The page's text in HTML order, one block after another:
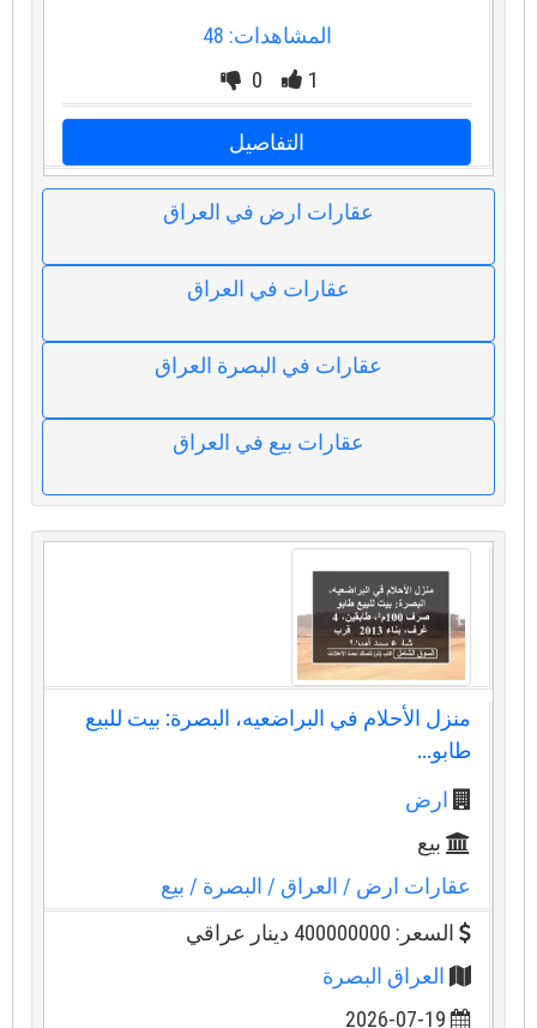
المشاهدات: 48
1
0
التفاصيل
عقارات ارض في العراق
عقارات في العراق
عقارات في البصرة العراق
عقارات بيع في العراق
منزل الأحلام في البراضعيه، البصرة: بيت للبيع
طابو...
ارض
بيع
عقارات ارض / العراق/ البصرة/ بيع
السعر: 400000000 دينار عراقي
العراق البصرة
2026-07-19